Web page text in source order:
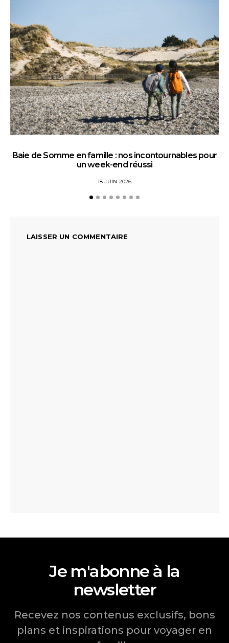
Baie de Somme en famille : nos incontournables pour
un week-end réussi
18 JUIN 2026
LAISSER UN COMMENTAIRE
Je m'abonne à la
newsletter
Recevez nos contenus exclusifs, bons
plans et inspirations pour voyager en